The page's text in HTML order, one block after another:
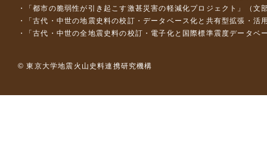
「都市の脆弱性が引き起こす激甚災害の軽減化プロジェクト」（
「古代・中世の地震史料の校訂・データベース化と共有型拡張・
「古代・中世の全地震史料の校訂・電子化と国際標準震度データ
© 東京大学地震火山史料連携研究機構